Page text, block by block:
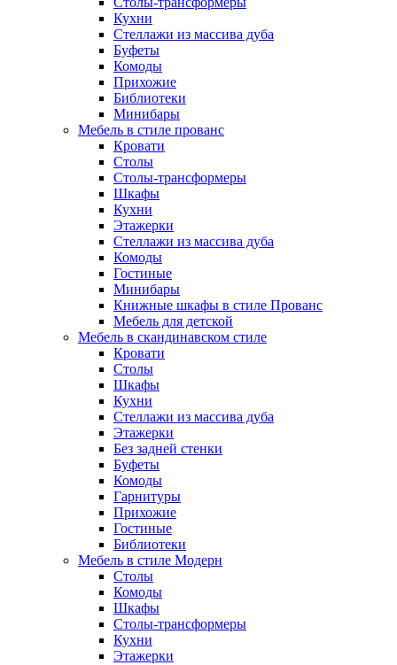
Кухни
Стеллажи из массива дуба
Буфеты
Комоды
Прихожие
Библиотеки
Минибары
Мебель в стиле прованс
Кровати
Столы
Столы-трансформеры
Шкафы
Кухни
Этажерки
Стеллажи из массива дуба
Комоды
Гостиные
Минибары
Книжные шкафы в стиле Прованс
Мебель для детской
Мебель в скандинавском стиле
Кровати
Столы
Шкафы
Кухни
Стеллажи из массива дуба
Этажерки
Без задней стенки
Буфеты
Комоды
Гарнитуры
Прихожие
Гостиные
Библиотеки
Мебель в стиле Модерн
Столы
Комоды
Шкафы
Столы-трансформеры
Кухни
Этажерки